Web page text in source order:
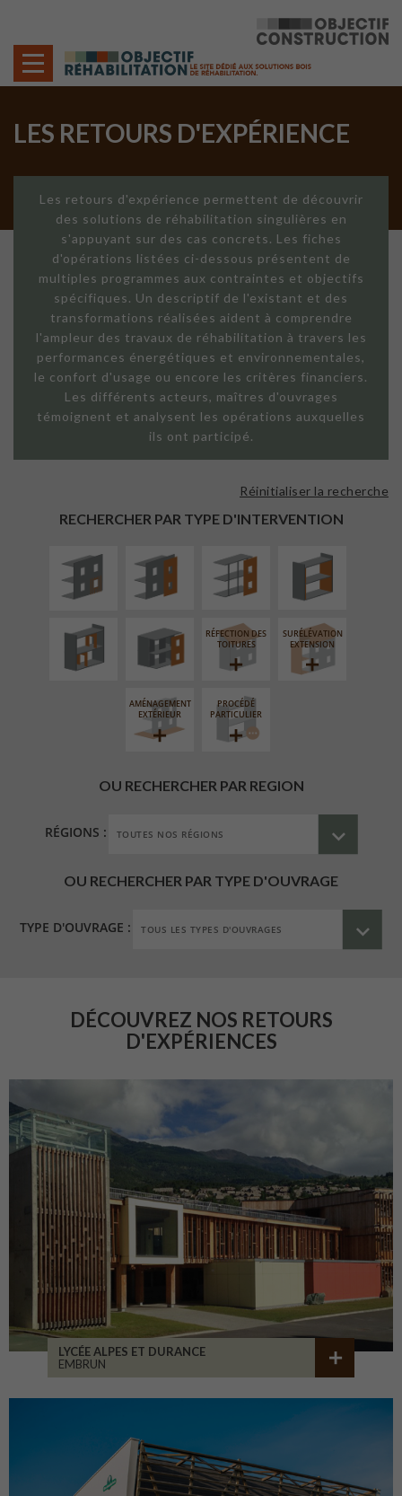
LES RETOURS D'EXPÉRIENCE
Les retours d'expérience permettent de découvrir
des solutions de réhabilitation singulières en
s'appuyant sur des cas concrets. Les fiches
d'opérations listées ci-dessous présentent de
multiples programmes aux contraintes et objectifs
spécifiques. Un descriptif de l'existant et des
transformations réalisées aident à comprendre
l'ampleur des travaux de réhabilitation à travers les
performances énergétiques et environnementales,
le confort d'usage ou encore les critères financiers.
Les différents acteurs, maîtres d'ouvrages
témoignent et analysent les opérations auxquelles
ils ont participé.
RECHERCHER PAR TYPE D'INTERVENTION
Réinitialiser la recherche
EXTÉRIEURE
FAÇADE SUR
LINÉAIRE
ISOLATION
INTÉRIEURE
RÉAMÉNAGEMENT
INTÉRIEUR
FERMETURE
LOGGIAS
RÉFECTION DES
TOITURES
SURÉLÉVATION
EXTENSION
AMÉNAGEMENT
EXTÉRIEUR
PROCÉDÉ
PARTICULIER
OU RECHERCHER PAR REGION
RÉGIONS :
OU RECHERCHER PAR TYPE D'OUVRAGE
TYPE D'OUVRAGE :
DÉCOUVREZ NOS RETOURS
D'EXPÉRIENCES
LYCÉE ALPES ET DURANCE
EMBRUN